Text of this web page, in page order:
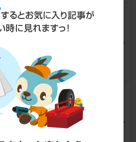
アゼスト DRX-9255
ランサー
GOODRIDE SPORT RS
ランサー
夕凪 司さん